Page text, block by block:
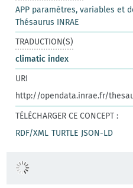
APP paramètres, variables et
Thésaurus INRAE
TRADUCTION(S)
climatic index
URI
http://opendata.inrae.fr/
TÉLÉCHARGER CE CONCEPT :
RDF/XML TURTLE JSON-LD